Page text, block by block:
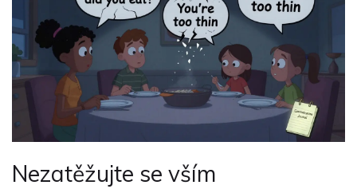
Nezatěžujte se vším